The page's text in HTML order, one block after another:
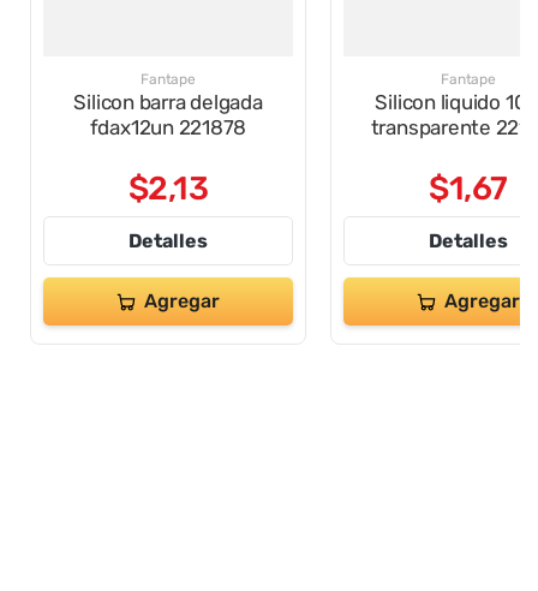
Fantape
Silicon barra delgada
fdax12un 221878
$2,13
Detalles
Agregar
Fantape
Silicon liquido
transparente
$1,67
Detalles
Agregar